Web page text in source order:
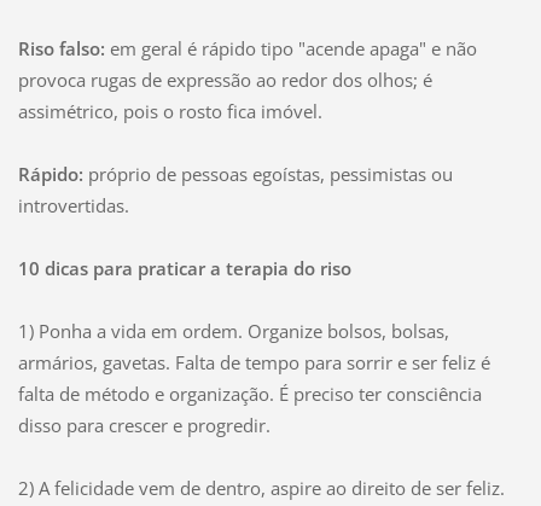
Riso falso: em geral é rápido tipo "acende apaga" e não
provoca rugas de expressão ao redor dos olhos; é
assimétrico, pois o rosto fica imóvel.
Rápido: próprio de pessoas egoístas, pessimistas ou
introvertidas.
10 dicas para praticar a terapia do riso
1) Ponha a vida em ordem. Organize bolsos, bolsas,
armários, gavetas. Falta de tempo para sorrir e ser feliz é
falta de método e organização. É preciso ter consciência
disso para crescer e progredir.
2) A felicidade vem de dentro, aspire ao direito de ser feliz.